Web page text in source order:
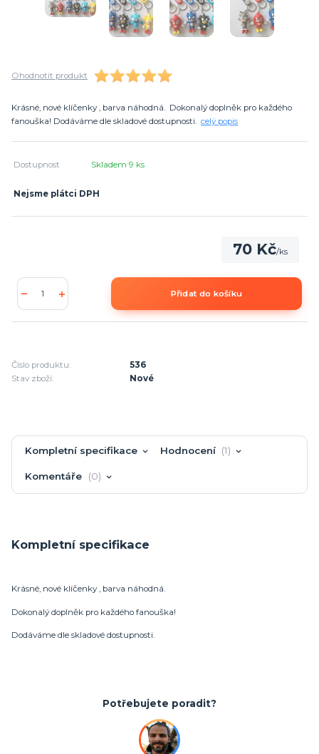
Ohodnotit produkt
Krásné, nové klíčenky , barva náhodná. Dokonalý doplněk pro každého
fanouška! Dodáváme dle skladové dostupnosti. celý popis
Dostupnost Skladem 9 ks
Nejsme plátci DPH
70 Kč/ks
Přidat do košíku
Číslo produktu:
536
Stav zboží:
Nové
Kompletní specifikace Hodnocení 1
Komentáře 0
Kompletní specifikace
Krásné, nové klíčenky , barva náhodná.
Dokonalý doplněk pro každého fanouška!
Dodáváme dle skladové dostupnosti.
Potřebujete poradit?